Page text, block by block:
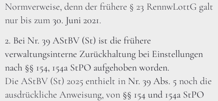
Normverweise, denn der frühere § 23 RennwLottG galt
nur bis zum 30. Juni 2021.
2. Bei Nr. 39 AStBV (St) ist die frühere
verwaltungsinterne Zurückhaltung bei Einstellungen
nach §§ 154, 154a StPO aufgehoben worden.
Die AStBV (St) 2025 enthielt in Nr. 39 Abs. 5 noch die
ausdrückliche Anweisung, von §§ 154 und 154a StPO